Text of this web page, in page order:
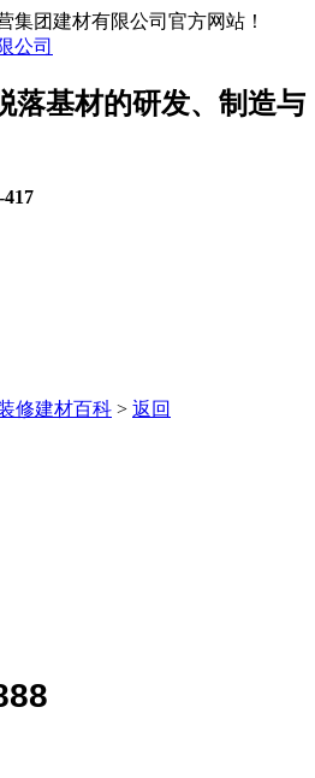
集团建材有限公司官方网站！
落基材的研发、制造与
417
修建材百科 > 返回